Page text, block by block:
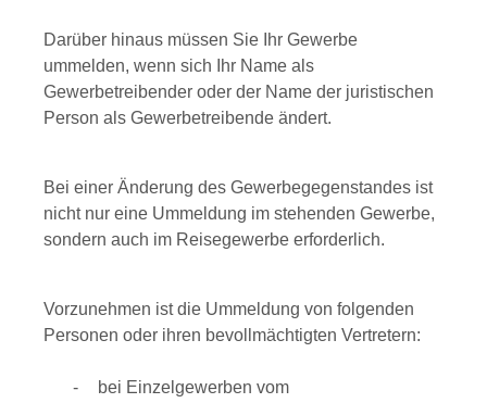
Darüber hinaus müssen Sie Ihr Gewerbe
ummelden, wenn sich Ihr Name als
Gewerbetreibender oder der Name der juristischen
Person als Gewerbetreibende ändert.
Bei einer Änderung des Gewerbegegenstandes ist
nicht nur eine Ummeldung im stehenden Gewerbe,
sondern auch im Reisegewerbe erforderlich.
Vorzunehmen ist die Ummeldung von folgenden
Personen oder ihren bevollmächtigten Vertretern:
bei Einzelgewerben vom